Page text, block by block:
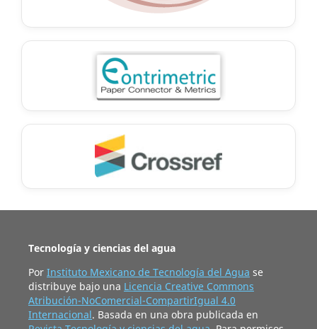
Tecnología y ciencias del agua
Por Instituto Mexicano de Tecnología del Agua se
distribuye bajo una Licencia Creative Commons
Atribución-NoComercial-CompartirIgual 4.0
Internacional. Basada en una obra publicada en